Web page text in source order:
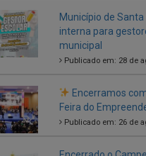
Encerramos
Feira do
Publicado em: 26 de
Encerrado o
Futebol – Série B
PB